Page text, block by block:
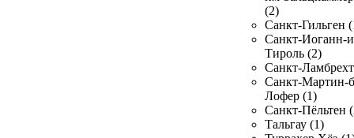
(2)
Санкт-Гильген
Санкт-Иоганн-
Тироль (2)
Санкт-
Санкт-Мартин-
Лофер (1)
Санкт-Пёльтен
Тальгау (1)